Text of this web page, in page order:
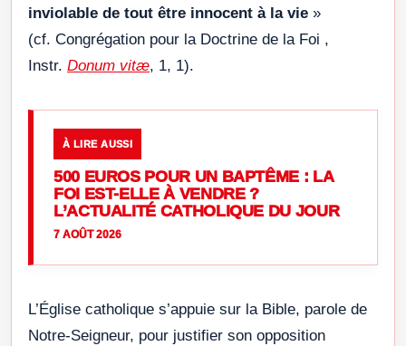
inviolable de tout être innocent à la vie »
(cf. Congrégation pour la Doctrine de la Foi ,
Instr. Donum vitæ, 1, 1).
À LIRE AUSSI
500 EUROS POUR UN BAPTÊME : LA
FOI EST-ELLE À VENDRE ?
L’ACTUALITÉ CATHOLIQUE DU JOUR
7 AOÛT 2026
L’Église catholique s’appuie sur la Bible, parole de
Notre-Seigneur, pour justifier son opposition